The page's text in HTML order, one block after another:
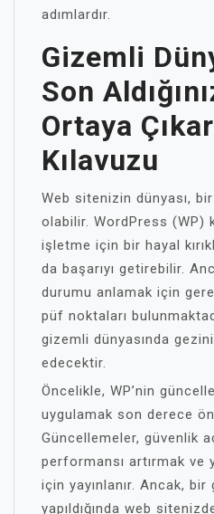
adımlardır.
Gizemli
Son
Ortaya
Kılavuzu
Web sitenizin dünyası,
olabilir. WordPress (WP)
işletme için bir hayal
da başarıyı getirebilir.
durumu anlamak için
püf noktaları
gizemli dünyasında
edecektir.
Öncelikle, WP’nin
uygulamak son derece
Güncellemeler, güvenlik
performansı artırmak
için yayınlanır. Ancak, bir
yapıldığında web